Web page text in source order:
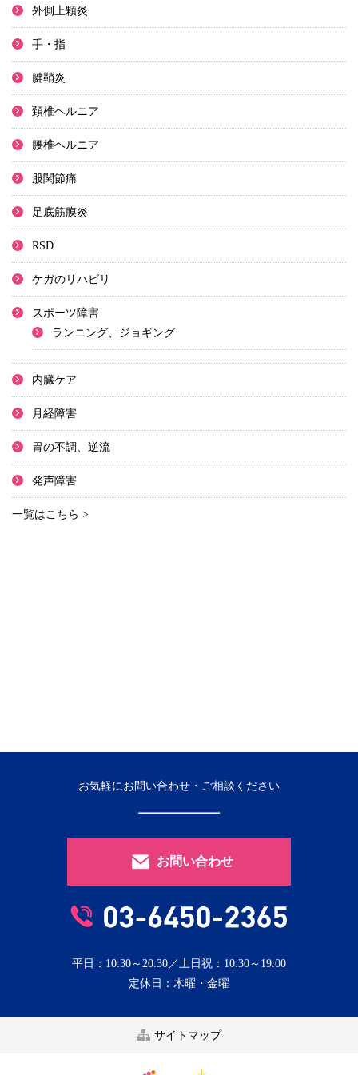
外側上顆炎
手・指
腱鞘炎
頚椎ヘルニア
腰椎ヘルニア
股関節痛
足底筋膜炎
RSD
ケガのリハビリ
スポーツ障害
ランニング、ジョギング
内臓ケア
月経障害
胃の不調、逆流
発声障害
一覧はこちら >
お気軽にお問い合わせ・ご相談ください
お問い合わせ
平日：10:30～20:30／土日祝：10:30～19:00
定休日：木曜・金曜
サイトマップ